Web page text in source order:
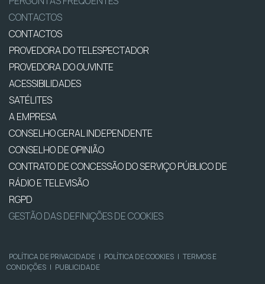
CONTACTOS
CONTACTOS
PROVEDORA DO TELESPECTADOR
PROVEDORA DO OUVINTE
ACESSIBILIDADES
SATÉLITES
A EMPRESA
CONSELHO GERAL INDEPENDENTE
CONSELHO DE OPINIÃO
CONTRATO DE CONCESSÃO DO SERVIÇO PÚBLICO DE
RÁDIO E TELEVISÃO
RGPD
GESTÃO DAS DEFINIÇÕES DE COOKIES
POLÍTICA DE PRIVACIDADE | POLÍTICA DE COOKIES | TERMOS E
CONDIÇÕES | PUBLICIDADE